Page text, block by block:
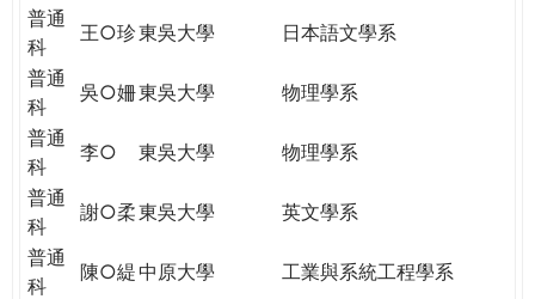
普通
科
王○珍東吳大學
日本語文學系
普通
科
吳○姍東吳大學
物理學系
普通
科
李○ 東吳大學
物理學系
普通
科
謝○柔東吳大學
英文學系
普通
科
陳○緹中原大學
工業與系統工程學系